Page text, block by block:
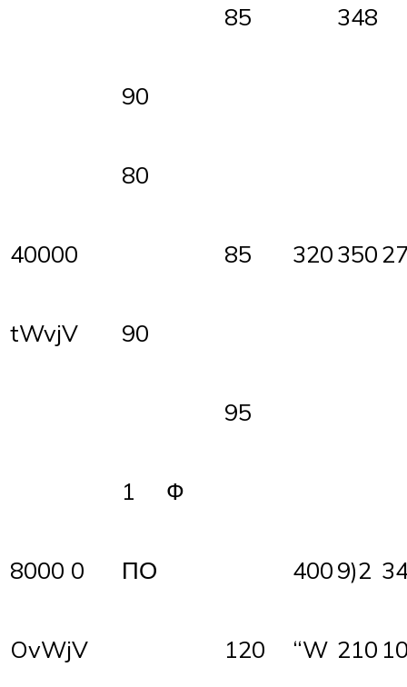
85 348
90
80
40000 85 320350
tWvjV 90
95
1 Ф
8000 0 ПО 4009)2
OvWjV 120 “W 210